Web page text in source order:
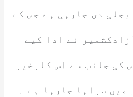
بجلی دی جارہی ہے جس کے
نے ادا کیے
کی جانب سے اس کارخیر
میں سراہا جارہا ہے ۔